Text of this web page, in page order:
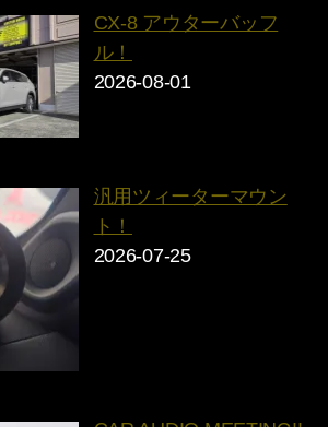
CX-8 アウターバッフ
ル！
2026-08-01
汎用ツィーターマウン
ト！
2026-07-25